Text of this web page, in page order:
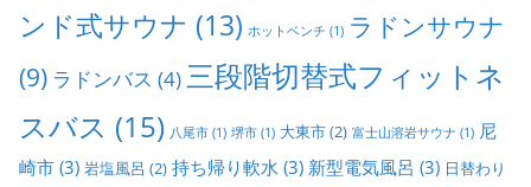
ンド式サウナ (13) ホットベンチ (1) ラドンサウナ
(9) ラドンバス (4)三段階切替式フィットネ
スバス (15) 八尾市 (1) 堺市 (1) 大東市(2) 富士山溶岩サウナ (1) 尼
崎市 (3) 岩塩風呂 (2) 持ち帰り軟水 (3) 新型電気風呂 (3) 日替わり